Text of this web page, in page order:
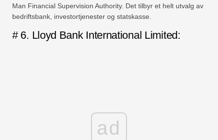
Man Financial Supervision Authority. Det tilbyr et helt utvalg av
bedriftsbank, investortjenester og statskasse.
# 6. Lloyd Bank International Limited:
ad